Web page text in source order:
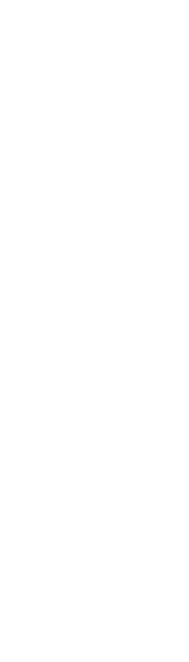
入力してください。